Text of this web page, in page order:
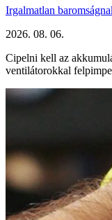
Irgalmatlan
2026. 08. 06.
Cipelni kell az
ventilátorokkal